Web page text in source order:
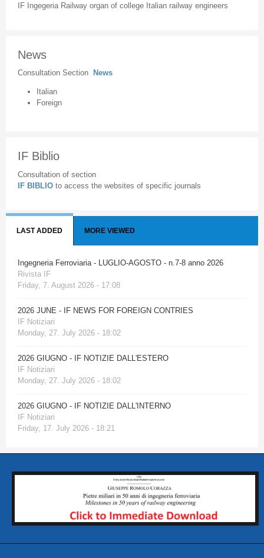
IF Ingegeria Railway organ of college Italian railway engineers
News
Consultation Section News
Italian
Foreign
IF Biblio
Consultation of section
IF BIBLIO to access the websites of specific journals
LAST ADDED MORE VIEWED
Ingegneria Ferroviaria - LUGLIO-AGOSTO - n.7-8 anno 2026
Rivista IF
Friday, 7. August 2026 - 17:08
2026 JUNE - IF NEWS FOR FOREIGN CONTRIES
IF Notiziari
Monday, 27. July 2026 - 18:02
2026 GIUGNO - IF NOTIZIE DALL'ESTERO
IF Notiziari
Monday, 27. July 2026 - 18:02
2026 GIUGNO - IF NOTIZIE DALL'INTERNO
IF Notiziari
Friday, 17. July 2026 - 18:21